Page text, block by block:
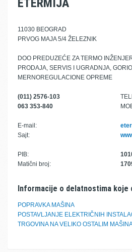
ETERMIJA
11030 BEOGRAD
PRVOG MAJA 5/4 ŽELEZNIK
DOO PREDUZEĆE ZA TERMO
PRODAJA, SERVIS I UGRADNJA,
MERNOREGULACIONE OPREME
(011) 2576-103
063 353-840
E-mail:
Sajt:
PIB:
Matični broj:
Informacije o delatnostima koje
POPRAVKA MAŠINA
POSTAVLJANJE ELEKTRIČNIH
TRGOVINA NA VELIKO OSTALIM